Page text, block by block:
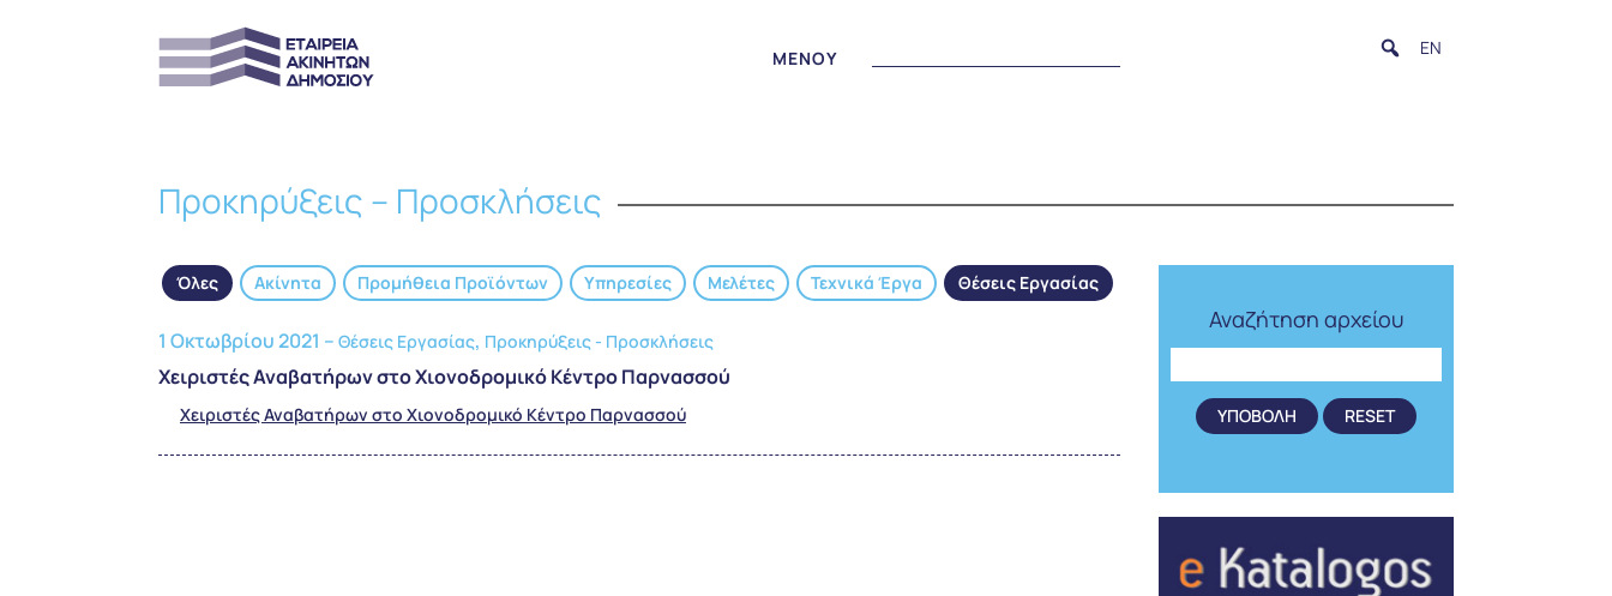
MENOY EN
Προκηρύξεις – Προσκλήσεις
Όλες Ακίνητα Προμήθεια Προϊόντων Υπηρεσίες Μελέτες Τεχνικά Έργα Θέσεις Εργασίας
1 Οκτωβρίου 2021 – Θέσεις Εργασίας, Προκηρύξεις - Προσκλήσεις
Χειριστές Αναβατήρων στο Χιονοδρομικό Κέντρο Παρνασσού
Χειριστές Αναβατήρων στο Χιονοδρομικό Κέντρο Παρνασσού
Αναζήτηση αρχείου